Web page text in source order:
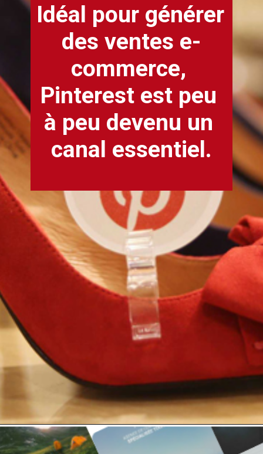
Idéal pour générer
des ventes e-
commerce
Pinterest est peu
à peu devenu un
canal essentiel.